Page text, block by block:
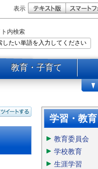
表示
内検索
教育・子育て
学習・教育
教育委員会
学校教育
生涯学習